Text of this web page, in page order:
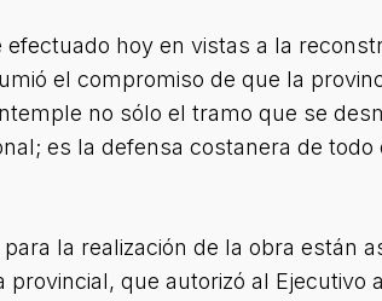
hoy en vistas a la
el compromiso de que la
no sólo el tramo que se
es la defensa costanera de todo
la realización de la obra están
que autorizó al Ejecutivo